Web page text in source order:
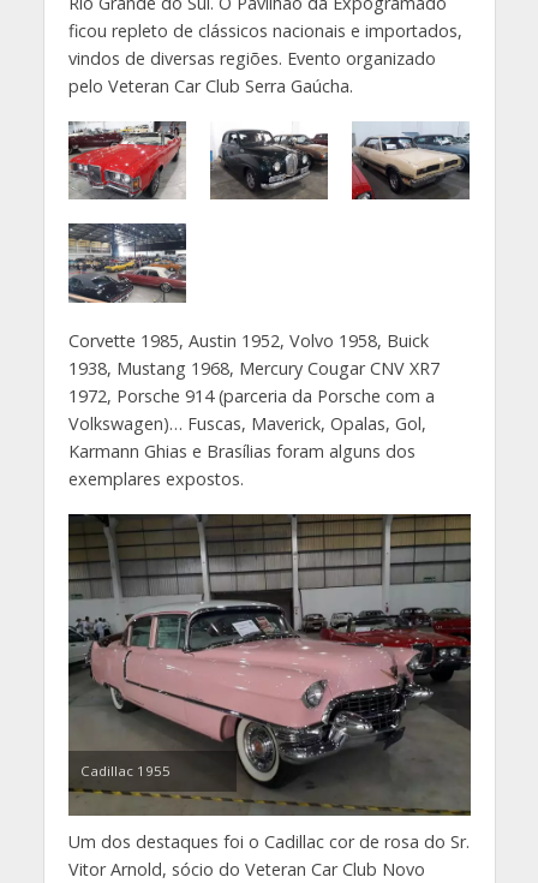
ficou repleto de clássicos nacionais e importados,
vindos de diversas regiões. Evento organizado
pelo Veteran Car Club Serra Gaúcha.
Corvette 1985, Austin 1952, Volvo 1958, Buick
1938, Mustang 1968, Mercury Cougar CNV XR7
1972, Porsche 914 (parceria da Porsche com a
Volkswagen)… Fuscas, Maverick, Opalas, Gol,
Karmann Ghias e Brasílias foram alguns dos
exemplares expostos.
Cadillac 1955
Um dos destaques foi o Cadillac cor de rosa do Sr.
Vitor Arnold, sócio do Veteran Car Club Novo